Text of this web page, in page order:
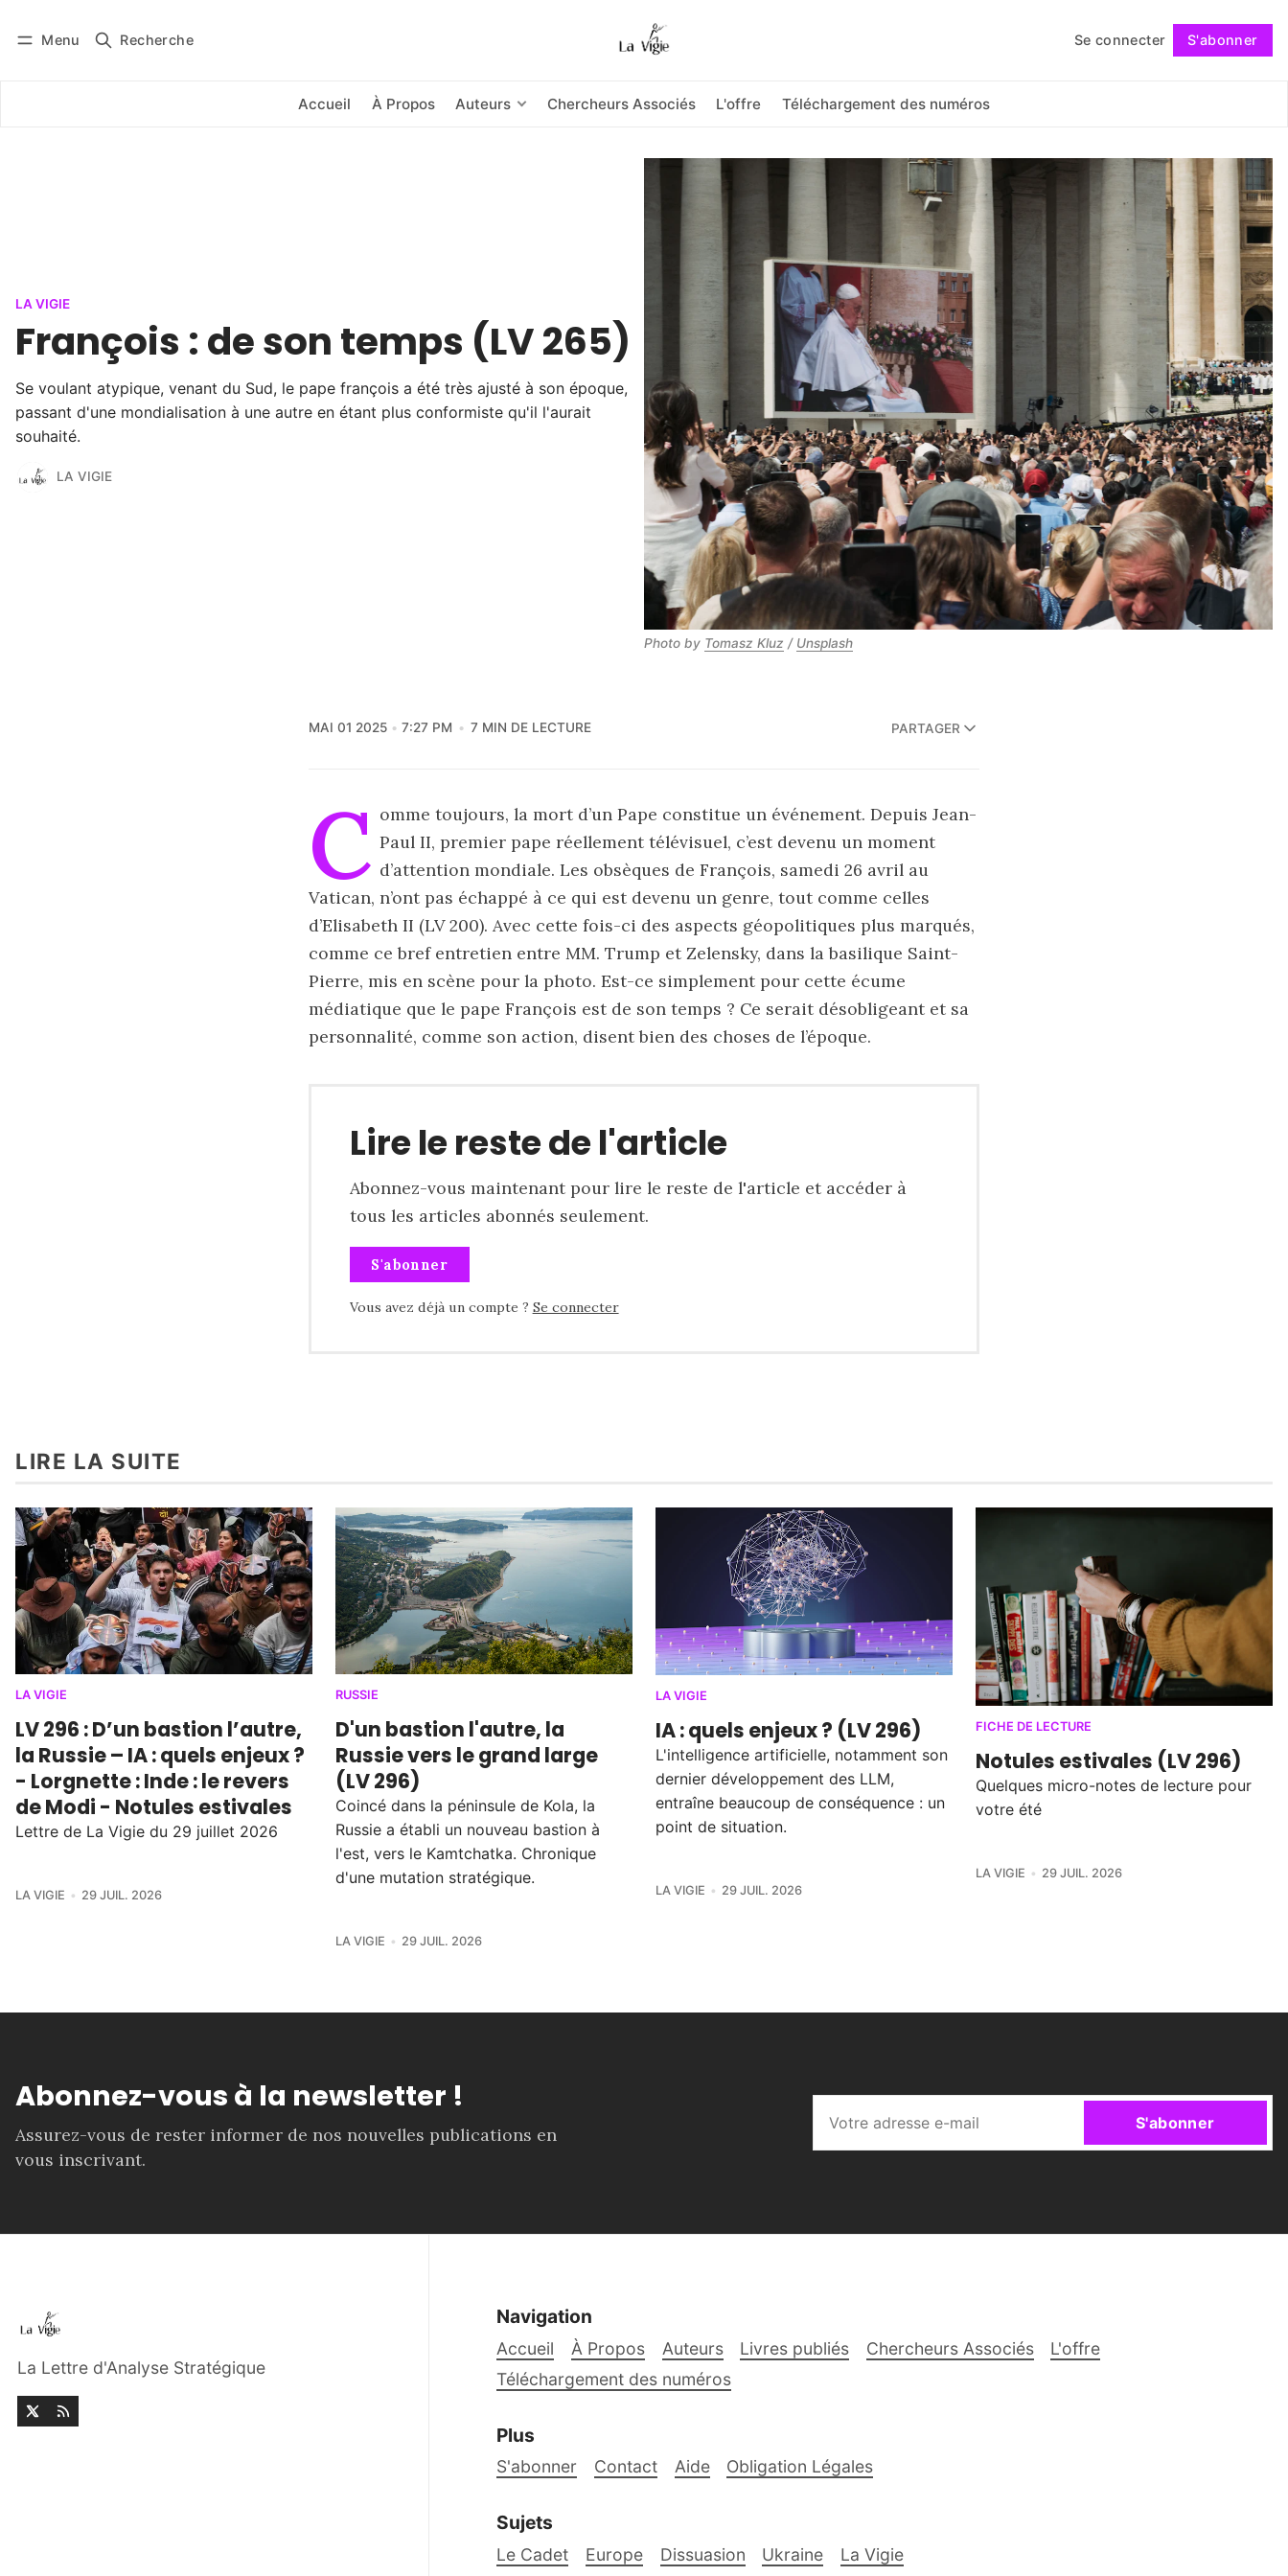
Menu Recherche Se connecter S'abonner
Accueil À Propos Auteurs Chercheurs Associés L'offre Téléchargement des numéros
Se connecter Suivre
LA VIGIE
François : de son temps (LV 265)
Se voulant atypique, venant du Sud, le pape françois a été très ajusté à son époque,
passant d'une mondialisation à une autre en étant plus conformiste qu'il l'aurait
souhaité.
LA VIGIE
Photo by Tomasz Kluz / Unsplash
MAI 01 2025 7:27 PM 7 MIN DE LECTURE PARTAGER
C omme toujours, la mort d’un Pape constitue un événement. Depuis Jean-
Paul II, premier pape réellement télévisuel, c’est devenu un moment
d’attention mondiale. Les obsèques de François, samedi 26 avril au
Vatican, n’ont pas échappé à ce qui est devenu un genre, tout comme celles
d’Elisabeth II (LV 200). Avec cette fois-ci des aspects géopolitiques plus marqués,
comme ce bref entretien entre MM. Trump et Zelensky, dans la basilique Saint-
Pierre, mis en scène pour la photo. Est-ce simplement pour cette écume
médiatique que le pape François est de son temps ? Ce serait désobligeant et sa
personnalité, comme son action, disent bien des choses de l’époque.
Lire le reste de l'article
Abonnez-vous maintenant pour lire le reste de l'article et accéder à
tous les articles abonnés seulement.
S'abonner
Vous avez déjà un compte ? Se connecter
LIRE LA SUITE
LA VIGIE
LV 296 : D’un bastion l’autre,
la Russie – IA : quels enjeux ?
- Lorgnette : Inde : le revers
de Modi - Notules estivales
Lettre de La Vigie du 29 juillet 2026
LA VIGIE 29 JUIL. 2026
RUSSIE
D'un bastion l'autre, la
Russie vers le grand large
(LV 296)
Coincé dans la péninsule de Kola, la
Russie a établi un nouveau bastion à
l'est, vers le Kamtchatka. Chronique
d'une mutation stratégique.
LA VIGIE 29 JUIL. 2026
LA VIGIE
IA : quels enjeux ? (LV 296)
L'intelligence artificielle, notamment son
dernier développement des LLM,
entraîne beaucoup de conséquence : un
point de situation.
LA VIGIE 29 JUIL. 2026
FICHE DE LECTURE
Notules estivales (LV 296)
Quelques micro-notes de lecture pour
votre été
LA VIGIE 29 JUIL. 2026
Abonnez-vous à la newsletter !
Assurez-vous de rester informer de nos nouvelles publications en
vous inscrivant.
S'abonner
La Lettre d'Analyse Stratégique
Navigation
Accueil À Propos Auteurs Livres publiés Chercheurs Associés
L'offre
Téléchargement des numéros
Plus
S'abonner Contact Aide Obligation Légales
Sujets
Le Cadet Europe Dissuasion Ukraine La Vigie